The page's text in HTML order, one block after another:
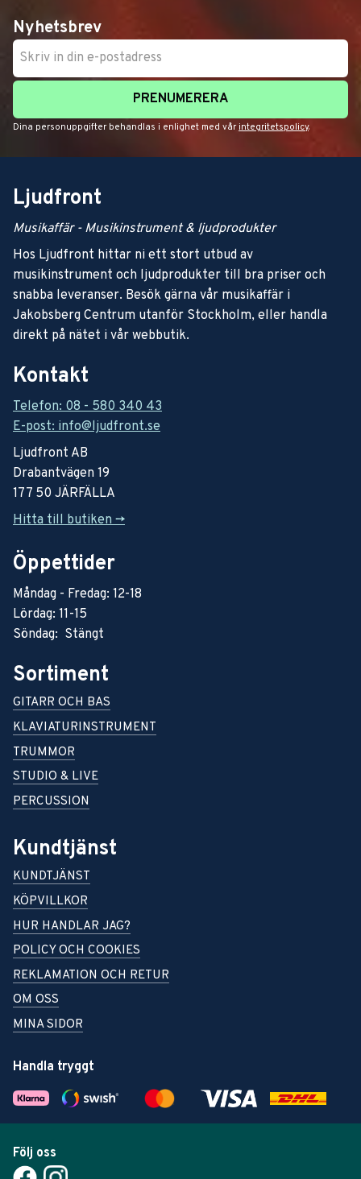
Nyhetsbrev
PRENUMERERA
Dina personuppgifter behandlas i enlighet med vår integritetspolicy.
Ljudfront
Musikaffär - Musikinstrument & ljudprodukter
Hos Ljudfront hittar ni ett stort utbud av
musikinstrument och ljudprodukter till bra priser och
snabba leveranser. Besök gärna vår musikaffär i
Jakobsberg Centrum utanför Stockholm, eller handla
direkt på nätet i vår webbutik.
Kontakt
Telefon: 08 - 580 340 43
E-post: info@ljudfront.se
Ljudfront AB
Drabantvägen 19
177 50 JÄRFÄLLA
Hitta till butiken ->
Öppettider
Måndag - Fredag: 12-18
Lördag: 11-15
Söndag: Stängt
Sortiment
GITARR OCH BAS
KLAVIATURINSTRUMENT
TRUMMOR
STUDIO & LIVE
PERCUSSION
Kundtjänst
KUNDTJÄNST
KÖPVILLKOR
HUR HANDLAR JAG?
POLICY OCH COOKIES
REKLAMATION OCH RETUR
OM OSS
MINA SIDOR
Handla tryggt
Följ oss